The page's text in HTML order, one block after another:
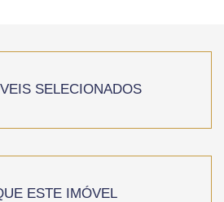
SELECIONADOS
ESTE IMÓVEL